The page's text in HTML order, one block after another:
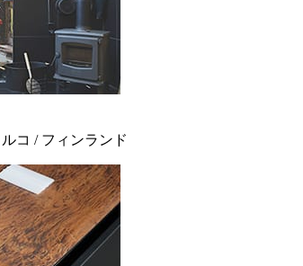
コ / フィンランド